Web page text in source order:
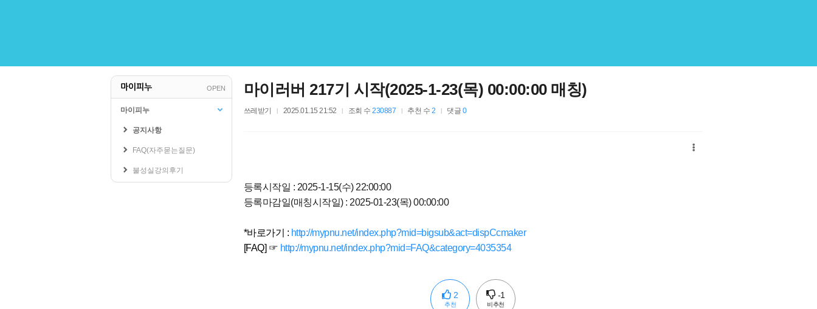
기숙사
인터넷증명발급
PLMS
교양교육원
성적조회
이러닝(공무원강좌 등)
시설사용신청
마이피누 OPEN
마이피누
공지사항
FAQ(자주묻는질문)
불성실강의후기
마이러버 217기 시작(2025-1-23(목) 00:00:00 매칭)
쓰레받기 2025.01.15 21:52 조회 수230887 추천 수 2 댓글 0
등록시작일 : 2025-1-15(수) 22:00:00
등록마감일(매칭시작일) : 2025-01-23(목) 00:00:00
*바로가기 : http://mypnu.net/index.php?mid=bigsub&act=dispCcmaker
[FAQ] ☞ http://mypnu.net/index.php?mid=FAQ&category=4035354
2
추천
-1
비추천